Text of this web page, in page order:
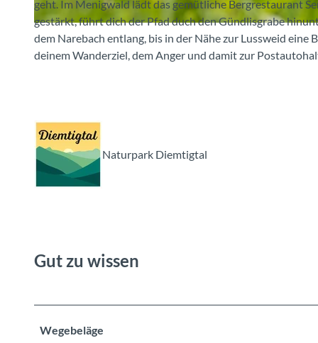
© Martin Wymann, Naturpark Diemtigtal
geht. Im Menigwald lädt das gemütliche Bergrestaurant
gestärkt, führt dich der Pfad duch den Gündlisgrabe
dem Narebach entlang, bis in der Nähe zur Lussweid
deinem Wanderziel, dem Anger und damit zur
Naturpark Diemtigtal
Gut zu wissen
Wegebeläge